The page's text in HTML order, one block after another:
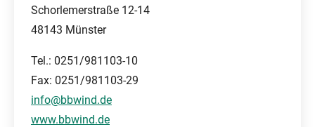
Schorlemerstraße 12-14
48143 Münster
Tel.: 0251/981103-10
Fax: 0251/981103-29
info@bbwind.de
www.bbwind.de